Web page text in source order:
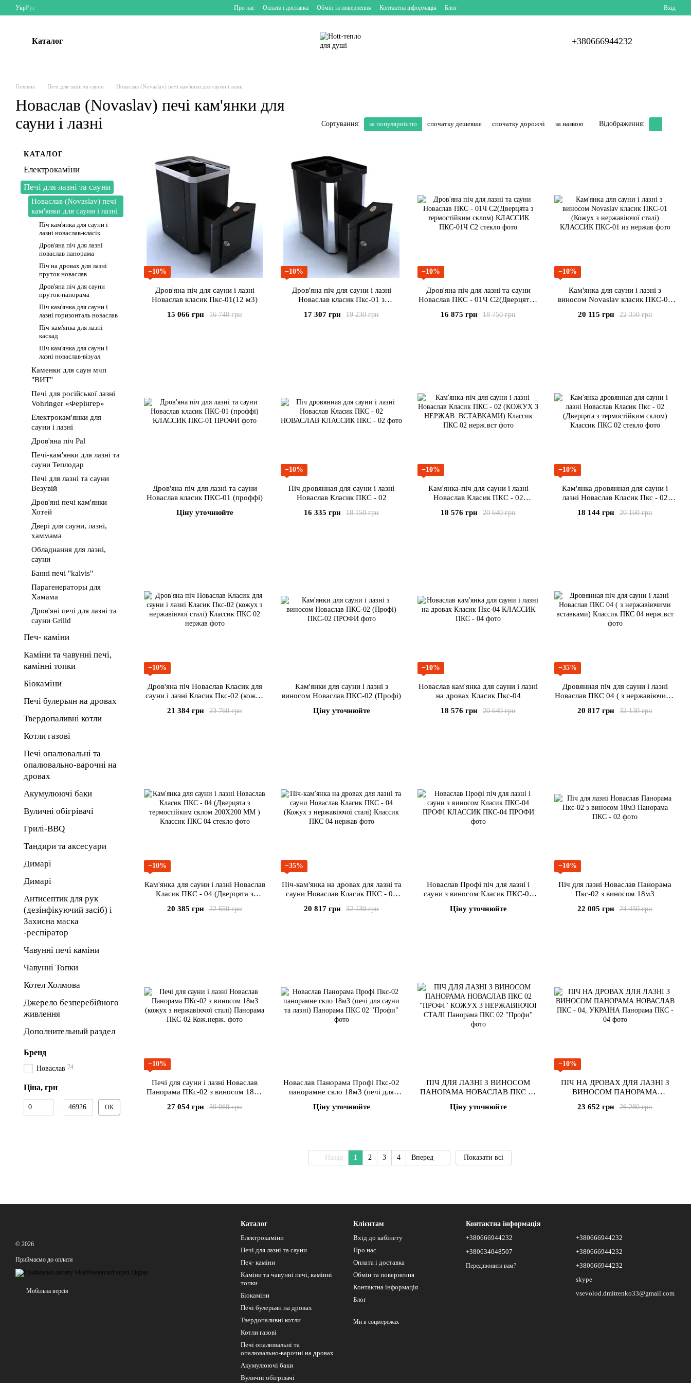
Перейти до основного контенту
УкрРус Про нас Оплата і доставка Обмін та повернення Контактна інформація Блог Вхід
Каталог +380666944232
Головна Печі для лазні та сауни Новаслав (Novaslav) печі кам'янки для сауни і лазні
Новаслав (Novaslav) печі кам'янки для
сауни і лазні
Сортування: за популярністю спочатку дешевше спочатку дорожчі за назвою Відображення:
−10%
Дров'яна піч для сауни і лазні
Новаслав класик Пкс-01(12 м3)
16 740 грн
15 066 грн
−10%
Дров'яна піч для сауни і лазні
Новаслав класик Пкс-01 з
19 230 грн
17 307 грн
−10%
Дров'яна піч для лазні та сауни
Новаслав ПКС - 01Ч С2(Дверцята з
18 750 грн
16 875 грн
−10%
Кам'янка для сауни і лазні з
виносом Novaslav класик ПКС-01
22 350 грн
20 115 грн
Дров'яна піч для лазні та сауни
Новаслав класик ПКС-01 (проффі)
Ціну уточнюйте
−10%
Піч дровянная для сауни і лазні
Новаслав Класик ПКС - 02
18 150 грн
16 335 грн
−10%
Кам'янка-піч для сауни і лазні
Новаслав Класик ПКС - 02
ВСТАВКАМИ)
20 640 грн
18 576 грн
−10%
Кам'янка дровянная для сауни і
лазні Новаслав Класик Пкс - 02
20 160 грн
18 144 грн
−10%
Дров'яна піч Новаслав Класик для
сауни і лазні Класик Пкс-02 (кожух
23 760 грн
21 384 грн
Кам'янки для сауни і лазні з
виносом Новаслав ПКС-02 (Профі)
Ціну уточнюйте
−10%
Новаслав кам'янка для сауни і лазні
на дровах Класик Пкс-04
20 640 грн
18 576 грн
−35%
Дровянная піч для сауни і лазні
Новаслав ПКС 04 ( з нержавіючими
32 130 грн
20 817 грн
−10%
Кам'янка для сауни і лазні Новаслав
Класик ПКС - 04 (Дверцята з
22 650 грн
20 385 грн
−35%
Піч-кам'янка на дровах для лазні та
сауни Новаслав Класик ПКС - 04
32 130 грн
20 817 грн
Новаслав Профі піч для лазні і
сауни з виносом Класик ПКС-04
Ціну уточнюйте
−10%
Піч для лазні Новаслав Панорама
Пкс-02 з виносом 18м3
24 450 грн
22 005 грн
−10%
Печі для сауни і лазні Новаслав
Панорама ПКс-02 з виносом 18м3
30 060 грн
27 054 грн
Новаслав Панорама Профі Пкс-02
панорамне скло 18м3 (печі для
Ціну уточнюйте
ПІЧ ДЛЯ ЛАЗНІ З ВИНОСОМ
ПАНОРАМА НОВАСЛАВ ПКС 02
НЕРЖАВІЮЧОЇ СТАЛІ
Ціну уточнюйте
−10%
ПІЧ НА ДРОВАХ ДЛЯ ЛАЗНІ З
ВИНОСОМ ПАНОРАМА
26 280 грн
23 652 грн
Назад 1 2 3 4 Вперед Показати всі
КАТАЛОГ
Електрокаміни
Печі для лазні та сауни
Новаслав (Novaslav) печі
кам'янки для сауни і лазні
Піч кам'янка для сауни і
лазні новаслав-класік
Дров'яна піч для лазні
новаслав панорама
Піч на дровах для лазні
пруток новаслав
Дров'яна піч для сауни
пруток-панорама
Піч кам'янка для сауни і
лазні горизонталь новаслав
Піч-кам'янка для лазні
каскад
Піч кам'янка для сауни і
лазні новаслав-візуал
Каменки для саун мчп
"ВИТ"
Печі для російської лазні
Vohringer «Ферінгер»
Електрокам'янки для
сауни і лазні
Дров'яна піч Pal
Печі-кам'янки для лазні та
сауни Теплодар
Печі для лазні та сауни
Везувій
Дров'яні печі кам'янки
Хотей
Двері для сауни, лазні,
хаммама
Обладнання для лазні,
сауни
Банні печі "kalvis"
Парагенераторы для
Хамама
Дров'яні печі для лазні та
сауни Grilld
Печ- каміни
Каміни та чавунні печі,
камінні топки
Біокаміни
Печі булерьян на дровах
Твердопаливні котли
Котли газові
Печі опалювальні та
опалювально-варочні на
дровах
Акумулюючі баки
Вуличні обігрівачі
Грилі-BBQ
Тандири та аксесуари
Димарі
Димарі
Антисептик для рук
(дезінфікуючий засіб) і
Захисна маска
-респіратор
Чавунні печі каміни
Чавунні Топки
Котел Холмова
Джерело безперебійного
живлення
Дополнительный раздел
Бренд
Новаслав 74
Ціна, грн
Від Ціна, грн
До Ціна, грн
ОК
© 2026
Приймаємо до оплати
Мобільна версія
Каталог
Електрокаміни
Печі для лазні та сауни
Печ- каміни
Каміни та чавунні печі, камінні
топки
Біокаміни
Печі булерьян на дровах
Твердопаливні котли
Котли газові
Печі опалювальні та
опалювально-варочні на дровах
Акумулюючі баки
Вуличні обігрівачі
Клієнтам
Вхід до кабінету
Про нас
Оплата і доставка
Обмін та повернення
Контактна інформація
Блог
Ми в соцмережах
Контактна інформація
+380666944232
+380634048507
Передзвонити вам?
+380666944232
+380666944232
+380666944232
skype
vsevolod.dmitrenko33@gmail.com